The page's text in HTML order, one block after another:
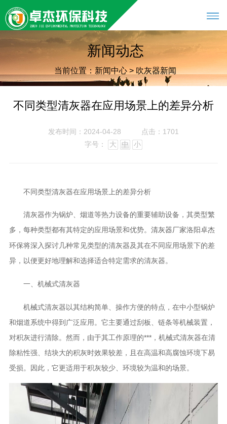
新闻动态
当前位置：新闻中心 > 吹灰器新闻
不同类型清灰器在应用场景上的差异分析
发布时间：2024-04-28
点击：1701
字号：
大 中 小
不同类型清灰器在应用场景上的差异分析
清灰器作为锅炉、烟道等热力设备的重要辅助设备，其类型繁
多，每种类型都有其特定的应用场景和优势。 清灰器厂家洛阳卓杰
环保将深入探讨几种常见类型的清灰器及其在不同应用场景下的差
异，以便更好地理解和选择适合特定需求的清灰器。
一、机械式清灰器
机械式清灰器以其结构简单、操作方便的特点，在中小型锅炉
和烟道系统中得到广泛应用。它主要通过刮板、链条等机械装置，
对积灰进行清除。然而，由于其工作原理的***，机械式清灰器在清
除粘性强、结块大的积灰时效果较差，且在高温和高腐蚀环境下易
受损。因此，它更适用于积灰较少、环境较为温和的场景。